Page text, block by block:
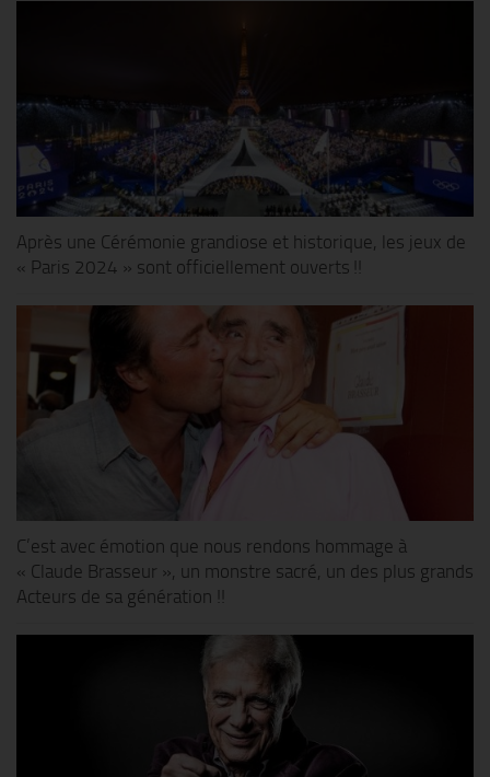
Après une Cérémonie grandiose et historique, les jeux de
« Paris 2024 » sont officiellement ouverts !!
C’est avec émotion que nous rendons hommage à
« Claude Brasseur », un monstre sacré, un des plus grands
Acteurs de sa génération !!